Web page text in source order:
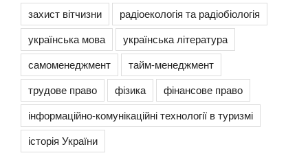
захист вітчизни
радіоекологія та радіобіологія
українська мова
українська література
самоменеджмент
тайм-менеджмент
трудове право
фізика
фінансове право
інформаційно-комунікаційні технології в туризмі
історія України